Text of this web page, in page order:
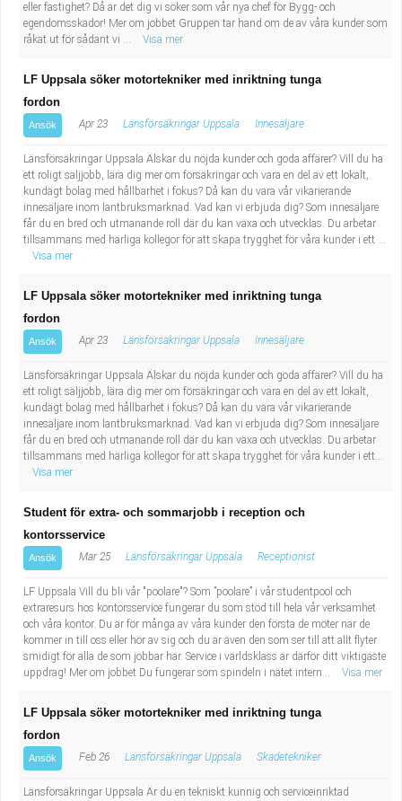
eller fastighet? Då är det dig vi söker som vår nya chef för Bygg- och
egendomsskador! Mer om jobbet Gruppen tar hand om de av våra kunder som
råkat ut för sådant vi ...
Visa mer
LF Uppsala söker motortekniker med inriktning tunga
fordon
Ansök Apr 23 Länsförsäkringar Uppsala Innesäljare
Länsförsäkringar Uppsala Älskar du nöjda kunder och goda affärer? Vill du ha
ett roligt säljjobb, lära dig mer om försäkringar och vara en del av ett lokalt,
kundägt bolag med hållbarhet i fokus? Då kan du vara vår vikarierande
innesäljare inom lantbruksmarknad. Vad kan vi erbjuda dig? Som innesäljare
får du en bred och utmanande roll där du kan växa och utvecklas. Du arbetar
tillsammans med härliga kollegor för att skapa trygghet för våra kunder i ett ...
Visa mer
LF Uppsala söker motortekniker med inriktning tunga
fordon
Ansök Apr 23 Länsförsäkringar Uppsala Innesäljare
Länsförsäkringar Uppsala Älskar du nöjda kunder och goda affärer? Vill du ha
ett roligt säljjobb, lära dig mer om försäkringar och vara en del av ett lokalt,
kundägt bolag med hållbarhet i fokus? Då kan du vara vår vikarierande
innesäljare inom lantbruksmarknad. Vad kan vi erbjuda dig? Som innesäljare
får du en bred och utmanande roll där du kan växa och utvecklas. Du arbetar
tillsammans med härliga kollegor för att skapa trygghet för våra kunder i ett...
Visa mer
Student för extra- och sommarjobb i reception och
kontorsservice
Ansök Mar 25 Länsförsäkringar Uppsala Receptionist
LF Uppsala Vill du bli vår "poolare"? Som ”poolare” i vår studentpool och
extraresurs hos kontorsservice fungerar du som stöd till hela vår verksamhet
och våra kontor. Du är för många av våra kunder den första de möter när de
kommer in till oss eller hör av sig och du är även den som ser till att allt flyter
smidigt för alla de som jobbar här. Service i världsklass är därför ditt viktigaste
uppdrag! Mer om jobbet Du fungerar som spindeln i nätet intern...
Visa mer
LF Uppsala söker motortekniker med inriktning tunga
fordon
Ansök Feb 26 Länsförsäkringar Uppsala Skadetekniker
Länsförsäkringar Uppsala Är du en tekniskt kunnig och serviceinriktad